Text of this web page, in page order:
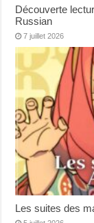
Découverte
Russian
7 juillet 2026
Les suites des